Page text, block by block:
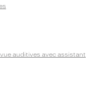
auditives avec assistant